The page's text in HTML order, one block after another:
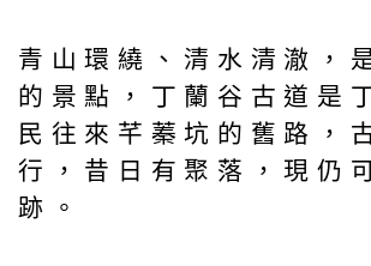
青山環繞、清水清澈，
的景點，丁蘭谷古道是
民往來芊蓁坑的舊路，
行，昔日有聚落，現仍
跡。